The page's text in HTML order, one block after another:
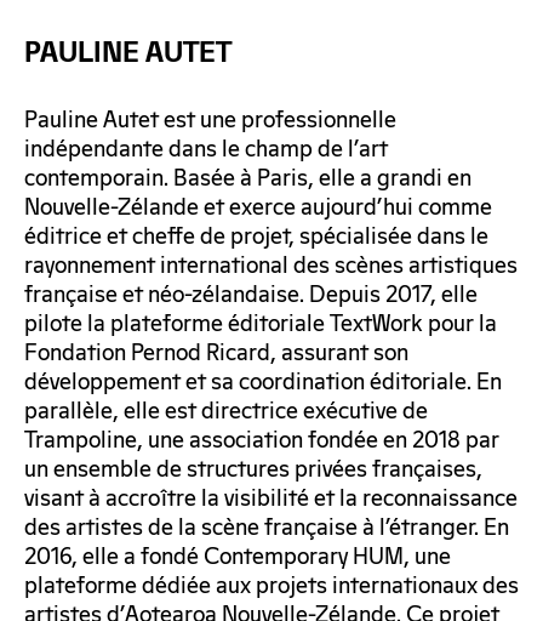
PAULINE AUTET
Pauline Autet est une professionnelle
indépendante dans le champ de l’art
contemporain. Basée à Paris, elle a grandi en
Nouvelle-Zélande et exerce aujourd’hui comme
éditrice et cheffe de projet, spécialisée dans le
rayonnement international des scènes artistiques
française et néo-zélandaise. Depuis 2017, elle
pilote la plateforme éditoriale TextWork pour la
Fondation Pernod Ricard, assurant son
développement et sa coordination éditoriale. En
parallèle, elle est directrice exécutive de
Trampoline, une association fondée en 2018 par
un ensemble de structures privées françaises,
visant à accroître la visibilité et la reconnaissance
des artistes de la scène française à l’étranger. En
2016, elle a fondé Contemporary HUM, une
plateforme dédiée aux projets internationaux des